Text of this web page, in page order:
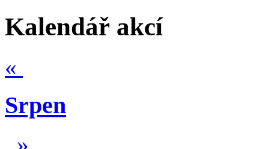
Kalendář akcí
«
Srpen